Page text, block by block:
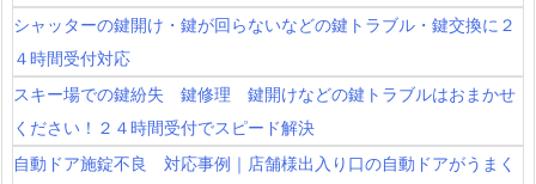
シャッターの鍵開け・鍵が回らないなどの鍵トラブル・鍵交換に２
４時間受付対応
スキー場での鍵紛失 鍵修理 鍵開けなどの鍵トラブルはおまかせ
ください！２４時間受付でスピード解決
自動ドア施錠不良 対応事例｜店舗様出入り口の自動ドアがうまく